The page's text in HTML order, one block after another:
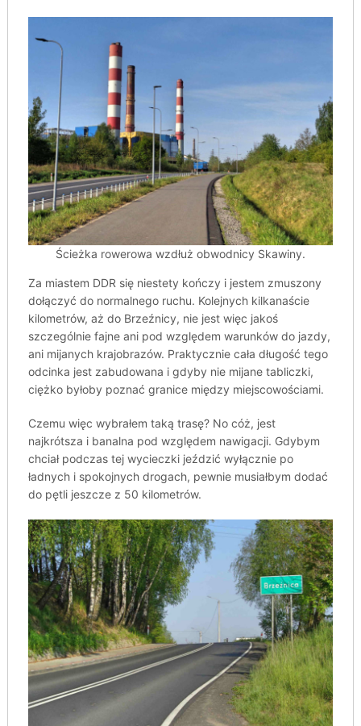
Ścieżka rowerowa wzdłuż obwodnicy Skawiny.
Za miastem DDR się niestety kończy i jestem zmuszony
dołączyć do normalnego ruchu. Kolejnych kilkanaście
kilometrów, aż do Brzeźnicy, nie jest więc jakoś
szczególnie fajne ani pod względem warunków do jazdy,
ani mijanych krajobrazów. Praktycznie cała długość tego
odcinka jest zabudowana i gdyby nie mijane tabliczki,
ciężko byłoby poznać granice między miejscowościami.
Czemu więc wybrałem taką trasę? No cóż, jest
najkrótsza i banalna pod względem nawigacji. Gdybym
chciał podczas tej wycieczki jeździć wyłącznie po
ładnych i spokojnych drogach, pewnie musiałbym dodać
do pętli jeszcze z 50 kilometrów.